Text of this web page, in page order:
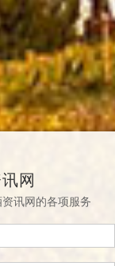
网
讯网的各项服务